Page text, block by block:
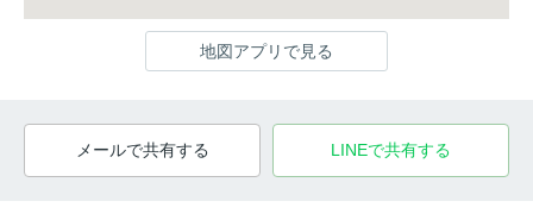
地図アプリで見る
メールで共有する LINEで共有する